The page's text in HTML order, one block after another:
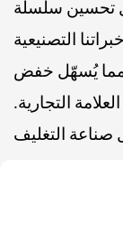
تحسين سلسلة
التصنيعية
مما يُسهّل خفض
التجارية.